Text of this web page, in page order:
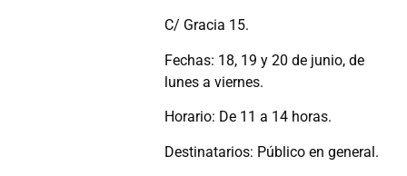
C/ Gracia 15.
Fechas: 18, 19 y 20 de junio, de
lunes a viernes.
Horario: De 11 a 14 horas.
Destinatarios: Público en general.